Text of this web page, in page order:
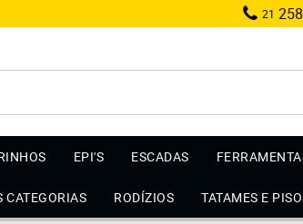
21
EPI'S ESCADAS
CATEGORIAS RODÍZIOS TATAMES E